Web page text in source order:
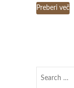
Preberi več